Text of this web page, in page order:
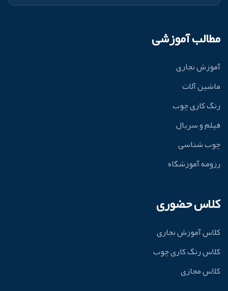
مطالب آموزشی
آموزش نجاری
ماشین آلات
رنگ کاری چوب
فیلم و سریال
چوب شناسی
رزومه آموزشگاه
کلاس حضوری
کلاس آموزش نجاری
کلاس رنگ کاری چوب
کلاس مجازی